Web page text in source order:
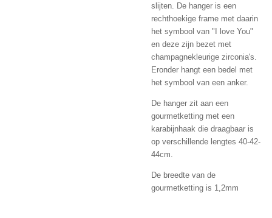
slijten. De hanger is een
rechthoekige frame met daarin
het symbool van "I love You"
en deze zijn bezet met
champagnekleurige zirconia's.
Eronder hangt een bedel met
het symbool van een anker.
De hanger zit aan een
gourmetketting met een
karabijnhaak die draagbaar is
op verschillende lengtes 40-42-
44cm.
De breedte van de
gourmetketting is 1,2mm